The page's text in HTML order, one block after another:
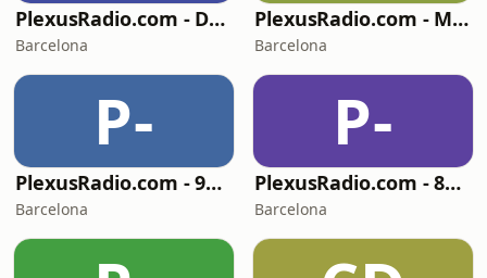
PlexusRadio.com - Dance FM Channel
Barcelona
PlexusRadio.com - Motown Channel
Barcelona
P-
PlexusRadio.com - 90s Dance Channel
Barcelona
P-
PlexusRadio.com - 80's Channel
Barcelona